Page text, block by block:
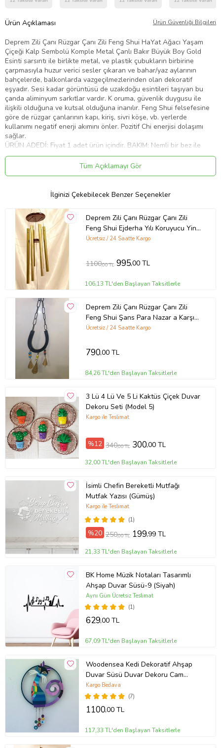
Ürün Açıklaması Ürün Güvenliği Bilgileri
Deprem Zili Çanı Rüzgar Çanı Zili Feng Shui HaYat Ağacı Yaşam
Çiçeği Kalp Sembolü Komple Metal Çanlı Bakır Büyük Boy Gold
Esinti sarsıntı ile birlikte metal, ve plastik çubukların birbirine
çarpmasıyla huzur verici sesler çıkaran ve bahar/yaz aylarının
bahçelerde, balkonlarda vazgeçilmezlerinden olan dekoratif
eşyadır. Sesi kadar görüntüsü de uzakdoğu esintileri taşıyan bu
çanda aliminyum sarkıtlar vardır. K oruma, güvenlik duygusu ile
ilişkili olduğuna ve kutsal olduğuna inanılır. Feng Shui felsefesine
göre de rüzgar çanlarının kapı, kiriş, sivri köşe, vb. yerlerde
kullanımı negatif enerji akımını önler. Pozitif Chi enerjisi dolaşımı
sağlar.
ÜRÜN ADEDİ: Fiyat 1 adet ürün içindir. BAKIM: Nemli bir bez ile
silinebilir.
Ürün Kodu:kcm55023341
Tüm Açıklamayı Gör
İlginizi Çekebilecek Benzer Seçenekler
Deprem Zili Çanı Rüzgar Çanı Zili
Feng Shui Ejderha Yılı Koruyucu Yin
Yang Şık Boru Büyük Boy Altın
Ücretsiz / 24 Saatte Kargo
1100,00 TL 995,00 TL
106,13 TL'den Başlayan Taksitlerle
Deprem Zili Çanı Rüzgar Çanı Zili
Feng Shui Şans Para Nazar a Karşı
Koruma At Nalı Metal Çanlı Bakır
Ücretsiz / 24 Saatte Kargo
790,00 TL
84,26 TL'den Başlayan Taksitlerle
3 Lü 4 Lü Ve 5 Li Kaktüs Çiçek Duvar
Dekoru Seti (Model 5)
Kargo ile Teslimat
%12 340,00 TL 300,00 TL
32,00 TL'den Başlayan Taksitlerle
İsimli Chefin Bereketli Mutfağı
Mutfak Yazısı (Gümüş)
(1)
Kargo ile Teslimat
%20 250,00 TL 199,99 TL
21,33 TL'den Başlayan Taksitlerle
BK Home Müzik Notaları Tasarımlı
Ahşap Duvar Süsü-9 (Siyah)
(1)
Aynı Gün Ücretsiz Teslimat
629,00 TL
67,09 TL'den Başlayan Taksitlerle
Woodensea Kedi Dekoratif Ahşap
Duvar Süsü Duvar Dekoru Cam
Nazar Boncuklu El Yapımı
(7)
Kargo Bedava
1100,00 TL
117,33 TL'den Başlayan Taksitlerle